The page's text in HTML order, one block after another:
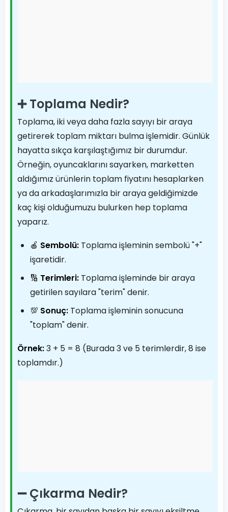
➕ Toplama Nedir?
Toplama, iki veya daha fazla sayıyı bir araya
getirerek toplam miktarı bulma işlemidir. Günlük
hayatta sıkça karşılaştığımız bir durumdur.
Örneğin, oyuncaklarını sayarken, marketten
aldığımız ürünlerin toplam fiyatını hesaplarken
ya da arkadaşlarımızla bir araya geldiğimizde
kaç kişi olduğumuzu bulurken hep toplama
yaparız.
🍎 Sembolü: Toplama işleminin sembolü "+"
işaretidir.
🔢 Terimleri: Toplama işleminde bir araya
getirilen sayılara "terim" denir.
💯 Sonuç: Toplama işleminin sonucuna
"toplam" denir.
Örnek:3 + 5 = 8 (Burada 3 ve 5 terimlerdir, 8 ise
toplamdır.)
➖ Çıkarma Nedir?